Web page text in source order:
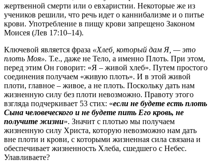
жертвенной смерти или о евхаристии. Некоторые же из
учеников решили, что речь идет о каннибализме и о питье
крови. Употребление в пищу крови запрещено Законом
Моисея (Лев 17:10–14).
Ключевой является фраза «Хлеб, который дам Я, — это
плоть Моя». Т.е., даже не Тело, а именно Плоть. При этом,
перед этим Он говорит: «Я – живой хлеб». Путем простого
соединения получаем «живую плоть». И в этой живой
плоти, главное – живое, а не плоть. Поскольку дать нам
жизненную силу без плоти невозможно. Правоту этого
взгляда подчеркивает 53 стих: «если не будете есть плоть
Сына человеческого и не будете пить Его кровь, не
получите жизни». Значит с плотью мы получаем
жизненную силу Христа, которую невозможно нам дать
вне плоти и крови, с которыми жизненная сила связана и
обеспечивает жизненность Хлеба, сшедшего с Небес.
Улавливаете?